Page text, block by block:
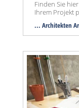
Finden Sie
Ihrem Projekt
... Architekten